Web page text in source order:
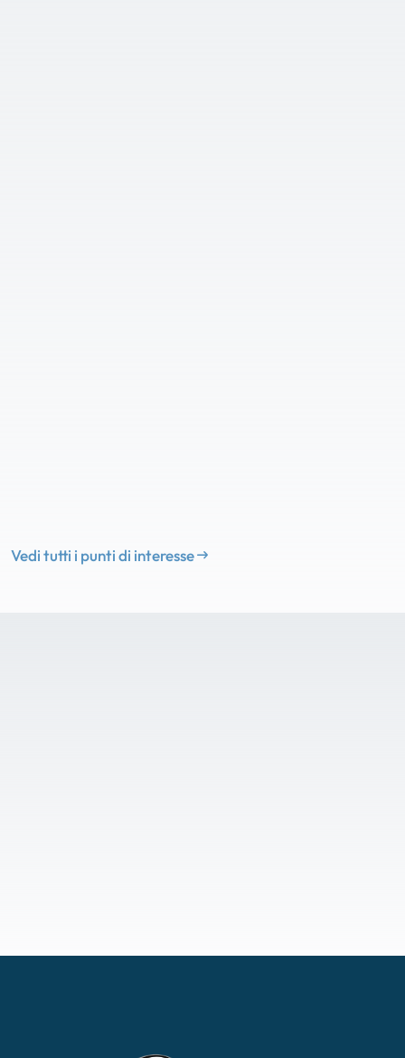
Vedi tutti i punti di interesse